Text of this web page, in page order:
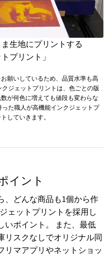
生地にプリントする
プリント」
願いしているため、品質水準も高
ジェットプリントは、色ごとの版
が何色に増えても値段も変わらな
た職人が高機能インクジェットプ
していきます。
イント
、どんな商品も1個から作
ェットプリントを採用し
いポイント。 また、最低
リスクなしでオリジナル同
リマアプリやネットショッ